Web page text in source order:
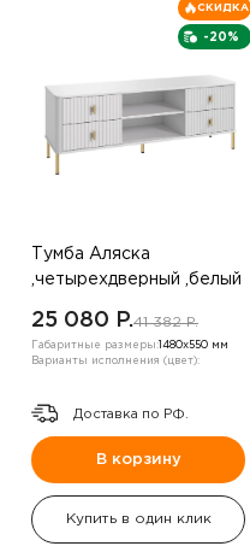
-20%
СКИДКА
Тумба Аляска
,четырехдверный ,белый
25 080 P.41 382 P.
Габаритные размеры: 1480х550 мм
Варианты исполнения (цвет):
Доставка по РФ.
В корзину
Купить в один клик